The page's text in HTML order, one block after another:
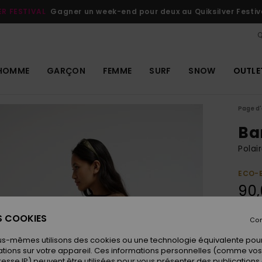
FESTIVAL Gagner un week-end pour deux au Quiksilver
GARÇON FEMME SURF SNOW
Page
ECO-
COOKIES
mêmes utilisons des cookies ou une technologie équivalente
sur votre appareil. Ces informations personnelles (comme